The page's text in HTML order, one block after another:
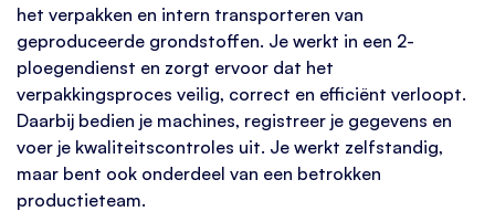
het verpakken en intern transporteren van
geproduceerde grondstoffen. Je werkt in een 2-
ploegendienst en zorgt ervoor dat het
verpakkingsproces veilig, correct en efficiënt verloopt.
Daarbij bedien je machines, registreer je gegevens en
voer je kwaliteitscontroles uit. Je werkt zelfstandig,
maar bent ook onderdeel van een betrokken
productieteam.